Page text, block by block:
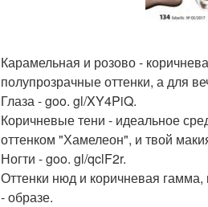
Карамельная и розово -
полупрозрачные оттенки, а для
Глаза - goo. gl/XY4PiQ.
Коричневые тени - идеальное
оттенком "Хамелеон", и твой
Ногти - goo. gl/qclF2r.
Оттенки нюд и коричневая
- образе.